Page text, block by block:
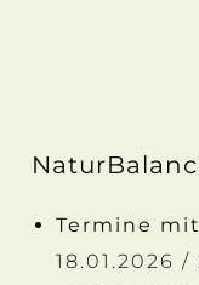
Termine
18.01.2026 /